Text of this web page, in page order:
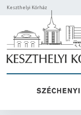
Keszthelyi Kórház